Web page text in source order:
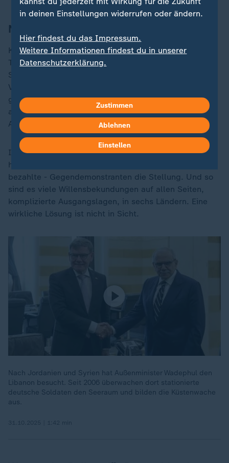
Noch keine Lösung in Sicht
Korruption ist in Serbien immer noch an der
Tagesordnung, auch im Alltag, wenn es um einen
Schulplatz für die Kinder oder einen Arzttermin geht.
Vor dem Parlament gibt es immer wieder Proteste
gegen die Regierung, vor allem Studenten gehen hier
auf die Straße, doch sie müssen hinter den
Absperrgittern bleiben.
Innen drin, direkt vor dem Gebäude, viele Zelte: Hier
halten regierungstreue - angeblich von der Regierung
bezahlte - Gegendemonstranten die Stellung. Und so
sind es viele Willensbekundungen auf allen Seiten,
komplizierte Ausgangslagen, in sechs Ländern. Eine
wirkliche Lösung ist nicht in Sicht.
Nach Jordanien und Syrien hat Außenminister Wadephul den
Libanon besucht. Seit 2006 überwachen dort stationierte
deutsche Soldaten den Seeraum und bilden die Küstenwache
aus.
in deinen Einstellungen widerrufen oder ändern.
Hier findest du das Impressum.
Weitere Informationen findest du in unserer
Datenschutzerklärung.
Zustimmen
Ablehnen
Einstellen